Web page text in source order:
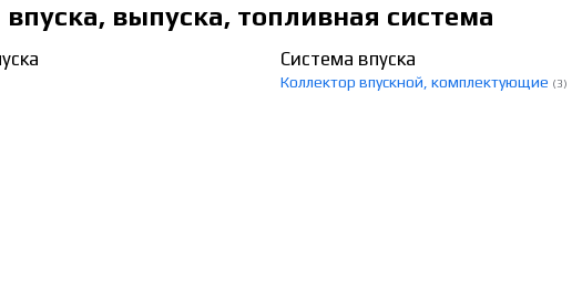
выпуска, топливная система
Система впуска
Коллектор впускной, комплектующие (3)